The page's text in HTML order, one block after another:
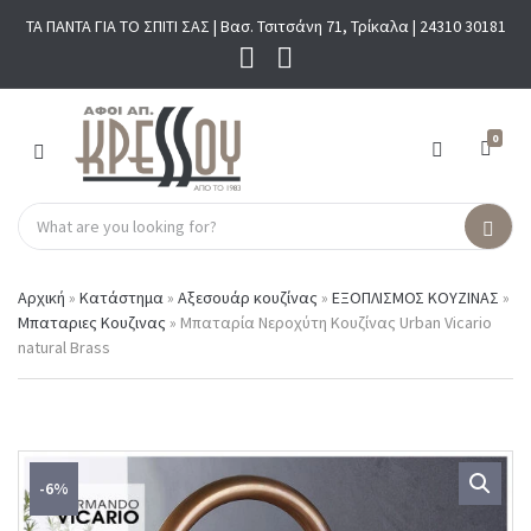
ΤΑ ΠΑΝΤΑ ΓΙΑ ΤΟ ΣΠΙΤΙ ΣΑΣ | Βασ. Τσιτσάνη 71, Τρίκαλα | 24310 30181
M
N
U
C
e
g
o
r
a
e
S
e
c
h
p
r
u
t
s
S
r
c
0
Αρχική » Κατάστημα » Αξεσουάρ κουζίνας » ΕΞΟΠΛΙΣΜΟΣ ΚΟΥΖΙΝΑΣ »
Μπαταριες Κουζινας » Μπαταρία Νεροχύτη Κουζίνας Urban Vicario
natural Brass
-6%